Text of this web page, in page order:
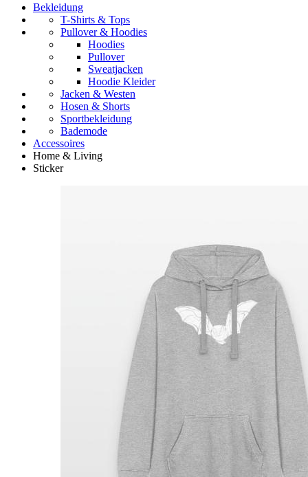
Bekleidung
T-Shirts & Tops
Pullover & Hoodies
Hoodies
Pullover
Sweatjacken
Hoodie Kleider
Jacken & Westen
Hosen & Shorts
Sportbekleidung
Bademode
Accessoires
Home & Living
Sticker